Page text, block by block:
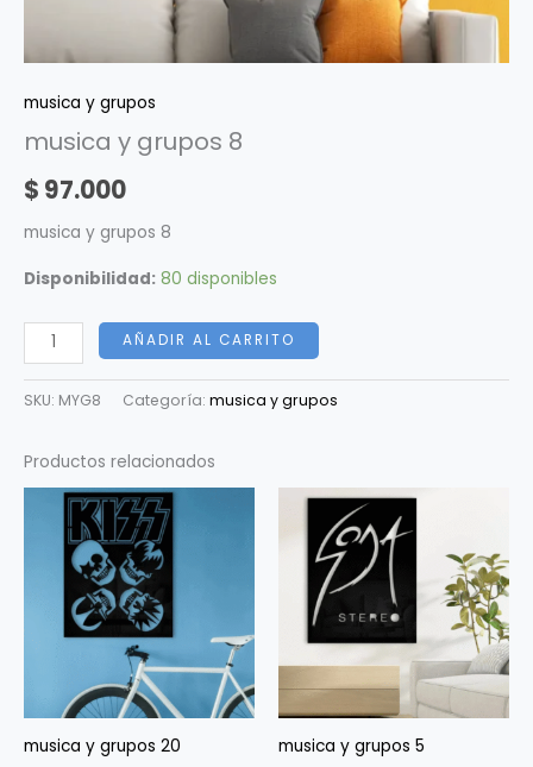
musica y grupos
musica y grupos 8
$ 97.000
musica y grupos 8
Disponibilidad: 80 disponibles
AÑADIR AL CARRITO
SKU: MYG8 Categoría: musica y grupos
Productos relacionados
musica y grupos 20 musica y grupos 5